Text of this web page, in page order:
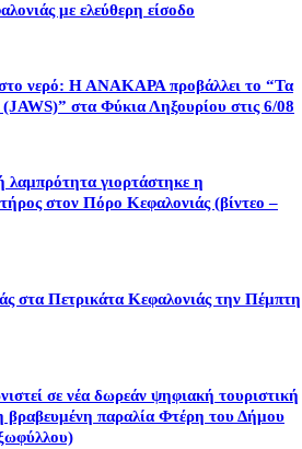
με ελεύθερη είσοδο
νερό: Η ΑΝΑΚΑΡΑ προβάλλει το “Τα
στα Φύκια Ληξουρίου στις 6/08
λαμπρότητα γιορτάστηκε η
στον Πόρο Κεφαλονιάς (βίντεο –
στα Πετρικάτα Κεφαλονιάς την Πέμπτη
σε νέα δωρεάν ψηφιακή τουριστική
βραβευμένη παραλία Φτέρη του Δήμου